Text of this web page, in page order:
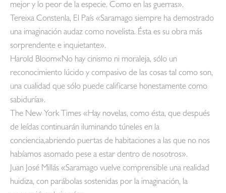
mejor y lo peor de la especie. Como en las guerras».
Tereixa Constenla, El País «Saramago siempre ha demostrado
una imaginación audaz como novelista. Ésta es su obra más
sorprendente e inquietante».
Harold Bloom«No hay cinismo ni moraleja, sólo un
reconocimiento lúcido y compasivo de las cosas tal como son,
una cualidad que sólo puede calificarse honestamente como
sabiduría».
The New York Times «Hay novelas, como ésta, que después
de leídas continuarán iluminando túneles en la
conciencia,abriendo puertas de habitaciones a las que no nos
habíamos asomado pese a estar dentro de nosotros».
Juan José Millás «Saramago vuelve comprensible una realidad
huidiza, con parábolas sostenidas por la imaginación, la